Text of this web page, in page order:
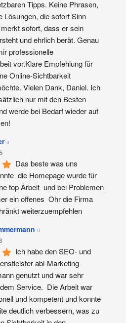
Tipps. Keine Phrasen,
Lösungen, die sofort Sinn
sofort, dass er sein
und ehrlich berät. Genau
professionelle
vor.Klare Empfehlung für
Online-Sichtbarkeit
Vielen Dank, Daniel. Ich
nur mit den Besten
werde bei Bedarf wieder auf
Das beste was uns
die Homepage wurde für
top Arbeit  und bei Problemen
ein offenes  Ohr die Firma
weiterzuempfehlen
Ich habe den SEO- und
abi-Marketing-
genutzt und war sehr
Service.  Die Arbeit war
und kompetent und konnte
deutlich verbessern, was zu